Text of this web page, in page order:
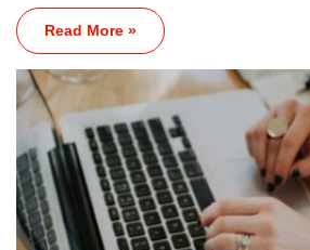
Read More »